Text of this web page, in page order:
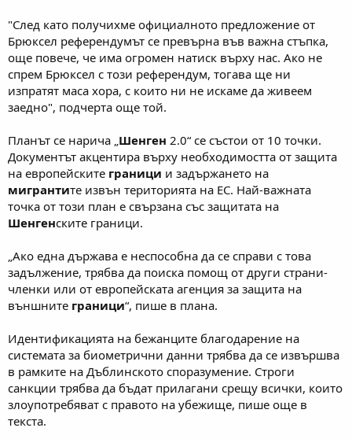
"След като получихме официалното предложение от
Брюксел референдумът се превърна във важна стъпка,
още повече, че има огромен натиск върху нас. Ако не
спрем Брюксел с този референдум, тогава ще ни
изпратят маса хора, с които ни не искаме да живеем
заедно", подчерта още той.
Планът се нарича „Шенген 2.0“ се състои от 10 точки.
Документът акцентира върху необходимостта от защита
на европейските граници и задържането на
мигрантите извън територията на ЕС. Най-важната
точка от този план е свързана със защитата на
Шенгенските граници.
„Ако една държава е неспособна да се справи с това
задължение, трябва да поиска помощ от други страни-
членки или от европейската агенция за защита на
външните граници“, пише в плана.
Идентификацията на бежанците благодарение на
системата за биометрични данни трябва да се извършва
в рамките на Дъблинското споразумение. Строги
санкции трябва да бъдат прилагани срещу всички, които
злоупотребяват с правото на убежище, пише още в
текста.